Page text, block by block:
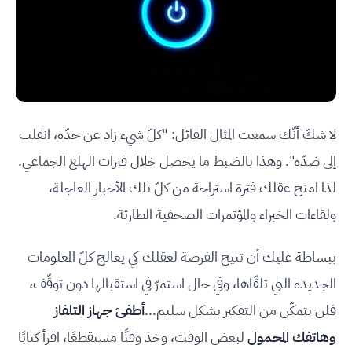
لا شكّ أنّك سمعت المثال القائل: "كلّ شيء زاد عن حدّه، انقلب
إلى ضدّه". وهذا بالضبط ما يحصل خلال فترات الهلع الجماعي.
لذا امنح عقلك فترة استراحة من كلّ تلك الأخبار العاجلة،
ولقاءات الخبراء والمؤتمرات الصحفية الطارئة.
ببساطة عليك أن تتيح الفرصة لعقلك كي يعالج كلّ المعلومات
الجديدة التي تلقّاها، وفي حال استمرّ في استقبالها دون توقّف،
فلن يتمكّن من التفكير بشكل سليم...أطفئ جهاز التلفاز
وهاتفك المحموللبعض الوقت، وخذ وقتًا مستقطعًا، اقرأ كتابًا